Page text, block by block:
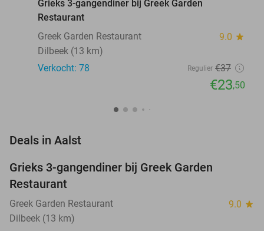
Grieks 3-gangendiner bij Greek Garden
Restaurant
Greek Garden Restaurant
9.0 star
Dilbeek (13 km)
Verkocht: 78
Regulier €37
€23,50
Deals in Aalst
Grieks 3-gangendiner bij Greek Garden
Restaurant
Greek Garden Restaurant 9.0 star
Dilbeek (13 km)